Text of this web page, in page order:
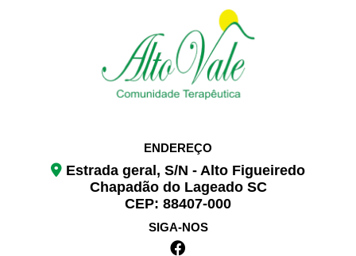
ENDEREÇO
Estrada geral, S/N - Alto Figueiredo
Chapadão do Lageado SC
CEP: 88407-000
SIGA-NOS